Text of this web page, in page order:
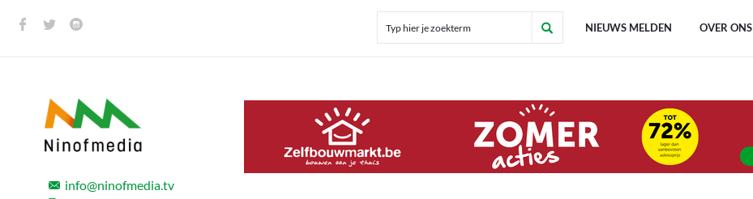
NIEUWS MELDEN OVER ONS
info@ninofmedia.tv